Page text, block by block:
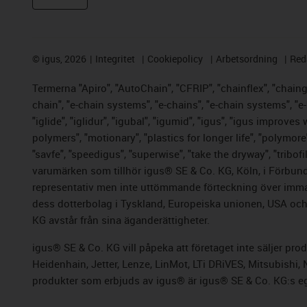
© igus, 2026 Integritet Cookiepolicy Arbetsordning
Termerna "Apiro", "AutoChain", "CFRIP", "chainflex",
chain", "e-chain systems", "e-chains", "e-chain systems",
"iglide", "iglidur", "igubal", "igumid", "igus", "igus improves
polymers", "motionary", "plastics for longer life",
"savfe", "speedigus", "superwise", "take the dryway",
varumärken som tillhör igus® SE & Co. KG, Köln, i
representativ men inte uttömmande förteckning över
dess dotterbolag i Tyskland, Europeiska unionen, USA
KG avstår från sina äganderättigheter.
igus® SE & Co. KG vill påpeka att företaget inte säljer
Heidenhain, Jetter, Lenze, LinMot, LTi DRiVES,
produkter som erbjuds av igus® är igus® SE & Co. KG:s